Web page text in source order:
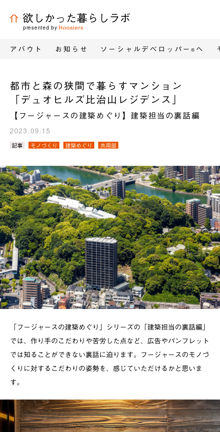
欲しかった暮らしラボ
presented by
アバウト お知らせ ソーシャルデベロッパー® へ
都市と森の狭間で暮らすマンション
「デュオヒルズ比治山レジデンス」
【フージャースの建築めぐり】建築担当の裏話編
2023.09.15
カ
リ
／
タ
グ：
記事 モノづくり 建築めぐり 共用部
「フージャースの建築めぐり」シリーズの「建築担当の裏話編」
では、作り手のこだわりや苦労した点など、広告やパンフレット
では知ることができない裏話に迫ります。フージャースのモノづ
くりに対するこだわりの姿勢を、感じていただけるかと思いま
す。